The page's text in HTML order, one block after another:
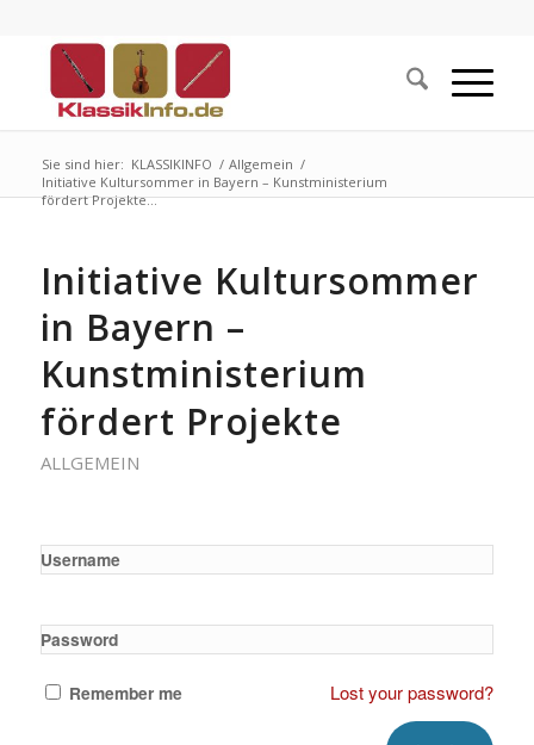
Sie sind hier: KLASSIKINFO / Allgemein /
Initiative Kultursommer in Bayern – Kunstministerium
fördert Projekte...
Initiative Kultursommer
in Bayern –
Kunstministerium
fördert Projekte
ALLGEMEIN
Username
Password
Remember me Lost your password?